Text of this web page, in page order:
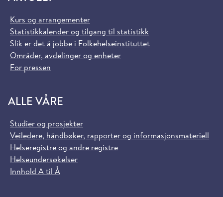
Kurs og arrangementer
Statistikkalender og tilgang til statistikk
Slik er det å jobbe i Folkehelseinstituttet
Områder, avdelinger og enheter
For pressen
ALLE VÅRE
Studier og prosjekter
Veiledere, håndbøker, rapporter og informasjonsmateriell
Helseregistre og andre registre
Helseundersøkelser
Innhold A til Å